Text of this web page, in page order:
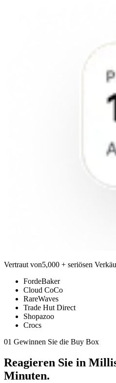
Vertraut von5,000 + seriösen
FordeBaker
Cloud CoCo
RareWaves
Trade Hut Direct
Shopazoo
Crocs
01 Gewinnen Sie die Buy Box
Reagieren Sie in
Minuten.